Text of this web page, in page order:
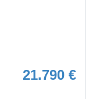
21.790 €